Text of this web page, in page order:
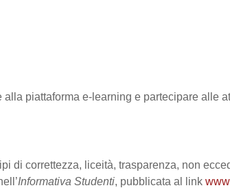
piattaforma e-learning e partecipare alle
di correttezza, liceità, trasparenza, non
Informativa Studenti, pubblicata al link